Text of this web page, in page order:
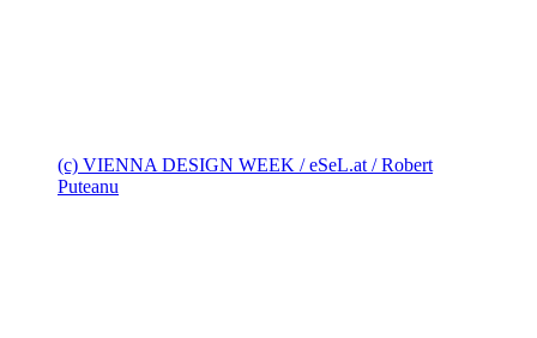
(c) VIENNA DESIGN WEEK / eSeL.at / Robert
Puteanu